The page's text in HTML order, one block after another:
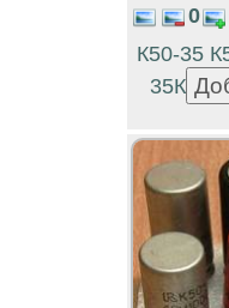
0
К50-35
35К